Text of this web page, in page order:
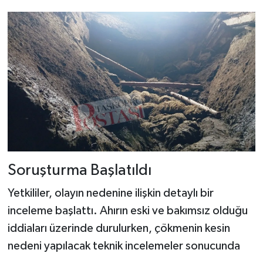
Soruşturma Başlatıldı
Yetkililer, olayın nedenine ilişkin detaylı bir
inceleme başlattı. Ahırın eski ve bakımsız olduğu
iddiaları üzerinde durulurken, çökmenin kesin
nedeni yapılacak teknik incelemeler sonucunda